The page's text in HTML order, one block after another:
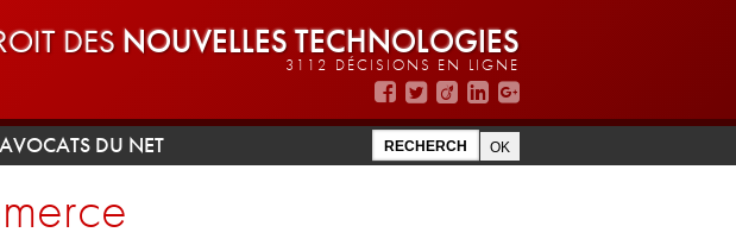
DES NOUVELLES TECHNOLOGIES
3112 DÉCISIONS EN LIGNE
DU NET